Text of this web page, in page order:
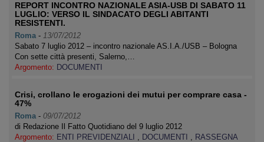
REPORT INCONTRO NAZIONALE ASIA-USB DI SABATO 11
LUGLIO: VERSO IL SINDACATO DEGLI ABITANTI
RESISTENTI.
Roma - 13/07/2012
Sabato 7 luglio 2012 – incontro nazionale AS.I.A./USB – Bologna
Con sette città presenti, Salerno,…
Argomento: DOCUMENTI
Crisi, crollano le erogazioni dei mutui per comprare casa -
47%
Roma - 09/07/2012
di Redazione Il Fatto Quotidiano del 9 luglio 2012
Argomento: ENTI PREVIDENZIALI , DOCUMENTI , RASSEGNA